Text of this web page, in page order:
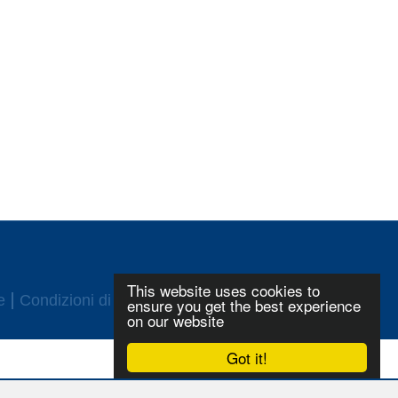
Got it!
This website uses cookies to
ensure you get the best experience
on our website
Condizioni di utilizzo Login